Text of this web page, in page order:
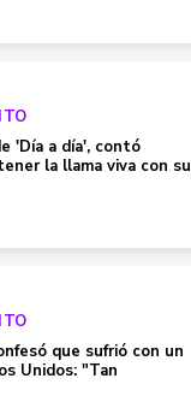
'Día a día', contó
la llama viva con su
que sufrió con un
Unidos: "Tan